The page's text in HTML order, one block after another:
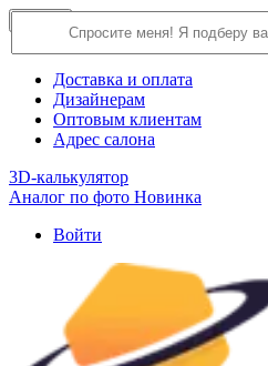
О компании
Доставка и оплата
Дизайнерам
Оптовым клиентам
Адрес салона
3D-калькулятор
Аналог по фото Новинка
Войти